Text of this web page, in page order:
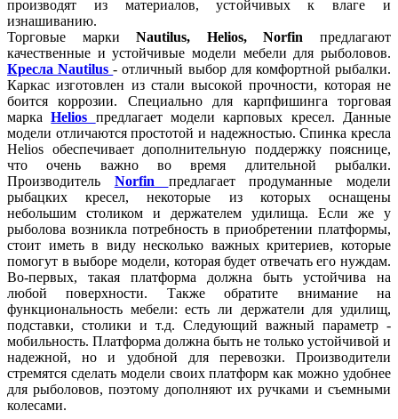
производят из материалов, устойчивых к влаге и
изнашиванию.
Торговые маркиNautilus, Helios, Norfin предлагают
качественные и устойчивые модели мебели для рыболовов.
Кресла Nautilus- отличный выбор для комфортной рыбалки.
Каркас изготовлен из стали высокой прочности, которая не
боится коррозии. Специально для карпфишинга торговая
маркаHelios предлагает модели карповых кресел. Данные
модели отличаются простотой и надежностью. Спинка кресла
Helios обеспечивает дополнительную поддержку пояснице,
что очень важно во время длительной рыбалки.
Производитель Norfin предлагает продуманные модели
рыбацких кресел, некоторые из которых оснащены
небольшим столиком и держателем удилища. Если же у
рыболова возникла потребность в приобретении платформы,
стоит иметь в виду несколько важных критериев, которые
помогут в выборе модели, которая будет отвечать его нуждам.
Во-первых, такая платформа должна быть устойчива на
любой поверхности. Также обратите внимание на
функциональность мебели: есть ли держатели для удилищ,
подставки, столики и т.д. Следующий важный параметр -
мобильность. Платформа должна быть не только устойчивой и
надежной, но и удобной для перевозки. Производители
стремятся сделать модели своих платформ как можно удобнее
для рыболовов, поэтому дополняют их ручками и съемными
колесами.